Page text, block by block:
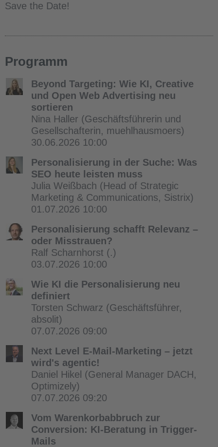
Save the Date!
Programm
Beyond Targeting: Wie KI, Creative
und Open Web Advertising neu
sortieren
Nina Haller (Geschäftsführerin und
Gesellschafterin, muehlhausmoers)
30.06.2026 10:00
Personalisierung in der Suche: Was
SEO heute leisten muss
Julia Weißbach (Head of Strategic
Marketing & Communications, Sistrix)
01.07.2026 10:00
Personalisierung schafft Relevanz –
oder Misstrauen?
Ralf Scharnhorst (.)
03.07.2026 10:00
Wie KI die Personalisierung neu
definiert
Torsten Schwarz (Geschäftsführer,
absolit)
07.07.2026 09:00
Next Level E-Mail-Marketing – jetzt
wird's agentic!
Daniel Hikel (General Manager DACH,
Optimizely)
07.07.2026 09:20
Vom Warenkorbabbruch zur
Conversion: KI-Beratung in Trigger-
Mails